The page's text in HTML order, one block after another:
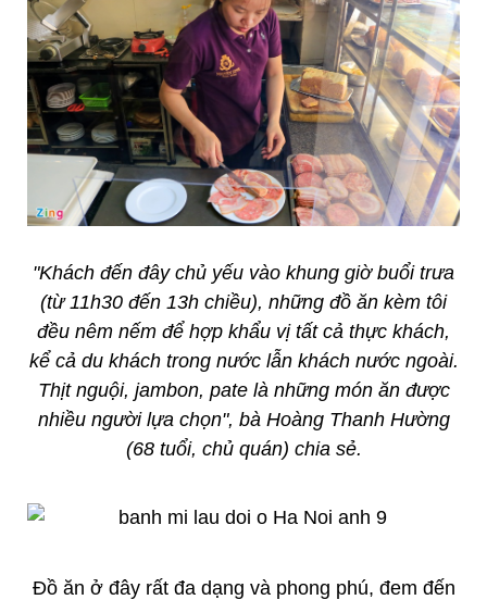
"Khách đến đây chủ yếu vào khung giờ buổi trưa
(từ 11h30 đến 13h chiều), những đồ ăn kèm tôi
đều nêm nếm để hợp khẩu vị tất cả thực khách,
kể cả du khách trong nước lẫn khách nước ngoài.
Thịt nguội, jambon, pate là những món ăn được
nhiều người lựa chọn", bà Hoàng Thanh Hường
(68 tuổi, chủ quán) chia sẻ.
Đồ ăn ở đây rất đa dạng và phong phú, đem đến